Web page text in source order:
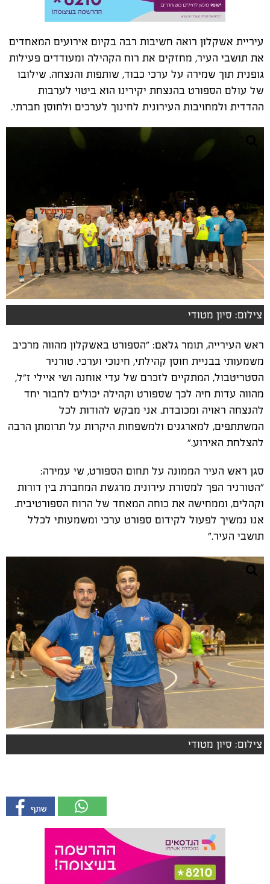
עיריית אשקלון רואה חשיבות רבה בקיום אירועים המאחדים
את תושבי העיר, מחזקים את רוח הקהילה ומעודדים פעילות
גופנית תוך שמירה על ערכי כבוד, שותפות והנצחה. שילובו
של עולם הספורט בהנצחת יקירינו הוא ביטוי לערבות
ההדדית ולמחויבות העירונית לחינוך לערכים ולחוסן חברתי.
צילום: סיון מטודי
ראש העירייה, תומר גלאם: "הספורט באשקלון מהווה מרכיב
משמעותי בבניית חוסן קהילתי, חינוכי וערכי. טורניר
הסטריטבול, המתקיים לזכרם של עדי אוחנה ושי איילי ז״ל,
מהווה עדות חיה לכך שספורט וקהילה יכולים לחבור יחד
להנצחה ראויה ומכובדת. אני מבקש להודות לכל
המשתתפים, למארגנים ולמשפחות היקרות על תרומתן הרבה
להצלחת האירוע."
סגן ראש העיר הממונה על תחום הספורט, שי עמירה:
"הטורניר הפך למסורת עירונית מרגשת המחברת בין דורות
וקהלים, וממחישה את כוחה המאחד של הרוח הספורטיבית.
אנו נמשיך לפעול לקידום ספורט ערכי ומשמעותי לכלל
תושבי העיר."
צילום: סיון מטודי